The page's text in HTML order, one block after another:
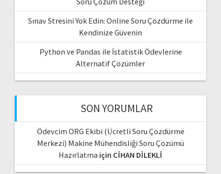
Sınav Stresini Yok Edin: Online Soru Çözdürme ile
Kendinize Güvenin
Python ve Pandas ile İstatistik Ödevlerine
Alternatif Çözümler
SON YORUMLAR
Ödevcim ORG Ekibi (Ücretli Soru Çözdürme
Merkezi) Makine Mühendisliği Soru Çözümü
Hazırlatma için CİHAN DİLEKLİ